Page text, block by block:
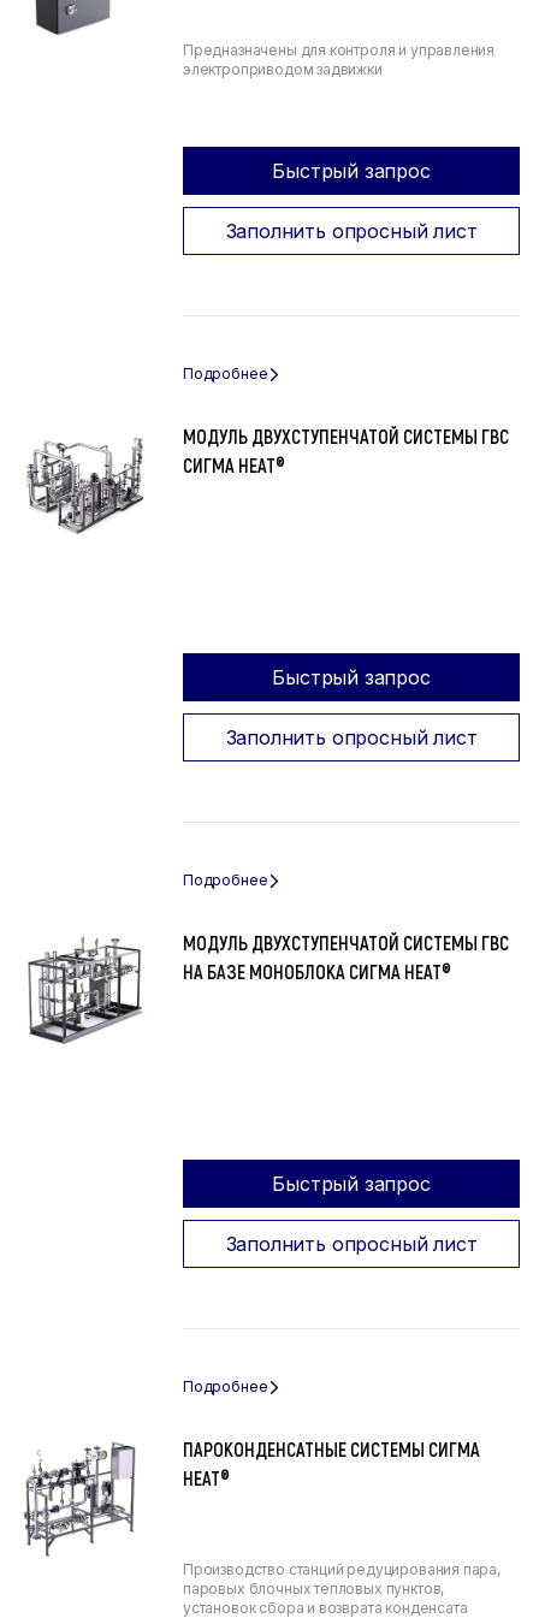
Предназначены для контроля и управления
электроприводом задвижки
Быстрый запрос
Заполнить опросный лист
МОДУЛЬ ДВУХСТУПЕНЧАТОЙ СИСТЕМЫ ГВС
СИГМА HEAT®
Быстрый запрос
Заполнить опросный лист
МОДУЛЬ ДВУХСТУПЕНЧАТОЙ СИСТЕМЫ ГВС
НА БАЗЕ МОНОБЛОКА СИГМА HEAT®
Быстрый запрос
Заполнить опросный лист
ПАРОКОНДЕНСАТНЫЕ СИСТЕМЫ СИГМА
HEAT®
Производство станций редуцирования пара,
паровых блочных тепловых пунктов,
установок сбора и возврата конденсата